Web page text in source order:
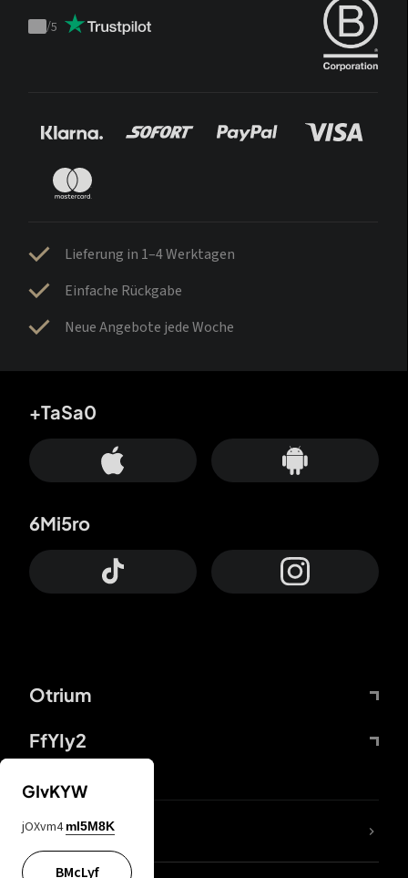
Trustpilot
/5
Lieferung in 1–4 Werktagen
Einfache Rückgabe
Neue Angebote jede Woche
Otrium
FfYIy2
+TaSa0
6Mi5ro
DDcvSo
GIvKYW
jOXvm4 mI5M8K
BMcLyf